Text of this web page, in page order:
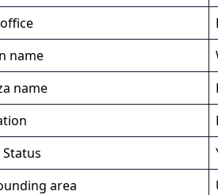
name
name
Status
area